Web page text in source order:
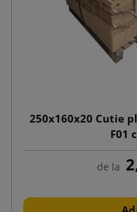
250x160x20 Cutie
F01
de la